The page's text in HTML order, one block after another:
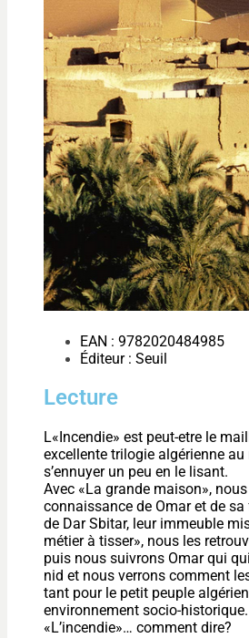
EAN : 9782020484985
Éditeur : Seuil
Lecture
L«Incendie» est peut-etre le
excellente trilogie algérienne au
s’ennuyer un peu en le lisant.
Avec «La grande maison»,
connaissance de Omar et de
de Dar Sbitar, leur immeuble
métier à tisser», nous les
puis nous suivrons Omar qui
nid et nous verrons comment
tant pour le petit peuple
environnement socio-
«L’incendie»… comment dire?